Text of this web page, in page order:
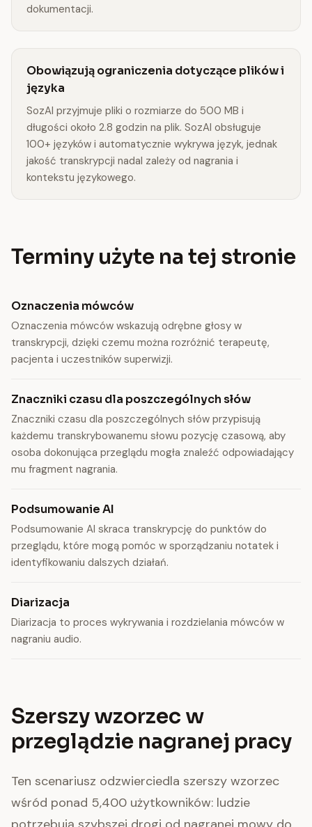
dokumentacji.
Obowiązują ograniczenia dotyczące plików i
języka
SozAI przyjmuje pliki o rozmiarze do 500 MB i
długości około 2.8 godzin na plik. SozAI obsługuje
100+ języków i automatycznie wykrywa język, jednak
jakość transkrypcji nadal zależy od nagrania i
kontekstu językowego.
Terminy użyte na tej stronie
Oznaczenia mówców
Oznaczenia mówców wskazują odrębne głosy w
transkrypcji, dzięki czemu można rozróżnić terapeutę,
pacjenta i uczestników superwizji.
Znaczniki czasu dla poszczególnych słów
Znaczniki czasu dla poszczególnych słów przypisują
każdemu transkrybowanemu słowu pozycję czasową, aby
osoba dokonująca przeglądu mogła znaleźć odpowiadający
mu fragment nagrania.
Podsumowanie AI
Podsumowanie AI skraca transkrypcję do punktów do
przeglądu, które mogą pomóc w sporządzaniu notatek i
identyfikowaniu dalszych działań.
Diarizacja
Diarizacja to proces wykrywania i rozdzielania mówców w
nagraniu audio.
Szerszy wzorzec w
przeglądzie nagranej pracy
Ten scenariusz odzwierciedla szerszy wzorzec
wśród ponad 5,400 użytkowników: ludzie